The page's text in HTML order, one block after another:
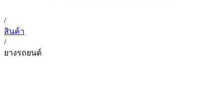
/
สินค้า
/
ยางรถยนต์